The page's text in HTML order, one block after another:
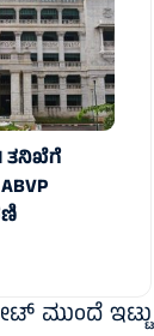
ತನಿಖೆಗೆ
ಮುಂದೆ ಇಟ್ಟು